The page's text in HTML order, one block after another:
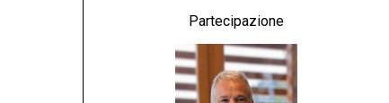
Partecipazione